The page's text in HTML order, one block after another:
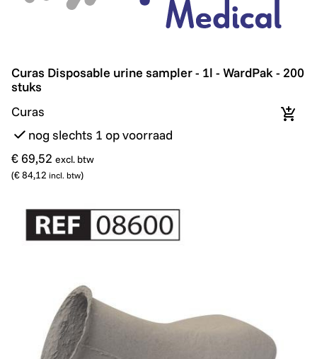
Curas Disposable urine sampler - 1l - WardPak - 200
Curas Disposable urine sampler - 1l - WardPak - 200
stuks
Curas
nog slechts 1 op voorraad
€ 69,52 excl. btw
(€ 84,12 incl. btw)
In